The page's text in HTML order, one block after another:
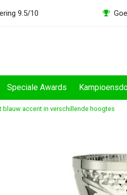
9.5/10
Speciale Awards
blauw accent in verschillende hoogtes